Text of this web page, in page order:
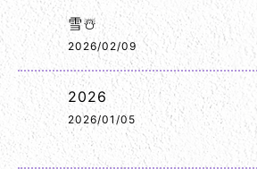
雪☃️
2026/02/09
2026
2026/01/05